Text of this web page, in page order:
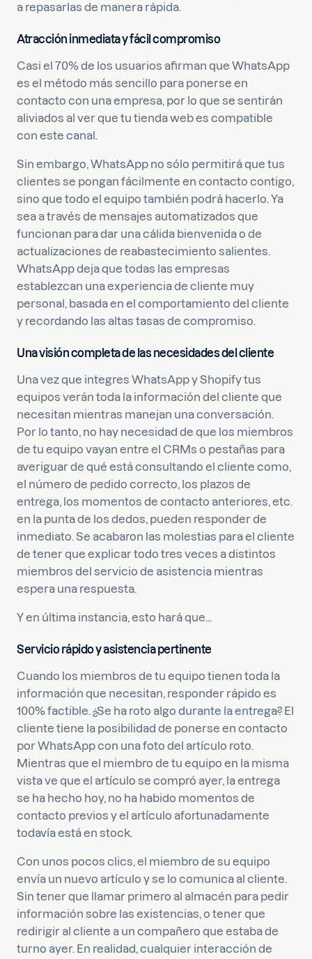
a repasarlas de manera rápida.
Atracción inmediata y fácil compromiso
Casi el 70% de los usuarios afirman que WhatsApp
es el método más sencillo para ponerse en
contacto con una empresa, por lo que se sentirán
aliviados al ver que tu tienda web es compatible
con este canal.
Sin embargo, WhatsApp no sólo permitirá que tus
clientes se pongan fácilmente en contacto contigo,
sino que todo el equipo también podrá hacerlo. Ya
sea a través de mensajes automatizados que
funcionan para dar una cálida bienvenida o de
actualizaciones de reabastecimiento salientes.
WhatsApp deja que todas las empresas
establezcan una experiencia de cliente muy
personal, basada en el comportamiento del cliente
y recordando las altas tasas de compromiso.
Una visión completa de las necesidades del cliente
Una vez que integres WhatsApp y Shopify tus
equipos verán toda la información del cliente que
necesitan mientras manejan una conversación.
Por lo tanto, no hay necesidad de que los miembros
de tu equipo vayan entre el CRMs o pestañas para
averiguar de qué está consultando el cliente como,
el número de pedido correcto, los plazos de
entrega, los momentos de contacto anteriores, etc.
en la punta de los dedos, pueden responder de
inmediato. Se acabaron las molestias para el cliente
de tener que explicar todo tres veces a distintos
miembros del servicio de asistencia mientras
espera una respuesta.
Y en última instancia, esto hará que...
Servicio rápido y asistencia pertinente
Cuando los miembros de tu equipo tienen toda la
información que necesitan, responder rápido es
100% factible. ¿Se ha roto algo durante la entrega? El
cliente tiene la posibilidad de ponerse en contacto
por WhatsApp con una foto del artículo roto.
Mientras que el miembro de tu equipo en la misma
vista ve que el artículo se compró ayer, la entrega
se ha hecho hoy, no ha habido momentos de
contacto previos y el artículo afortunadamente
todavía está en stock.
Con unos pocos clics, el miembro de su equipo
envía un nuevo artículo y se lo comunica al cliente.
Sin tener que llamar primero al almacén para pedir
información sobre las existencias, o tener que
redirigir al cliente a un compañero que estaba de
turno ayer. En realidad, cualquier interacción de